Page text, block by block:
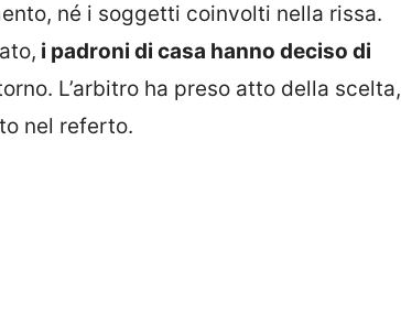
né i soggetti coinvolti nella rissa.
i padroni di casa hanno deciso di
L’arbitro ha preso atto della scelta,
nel referto.